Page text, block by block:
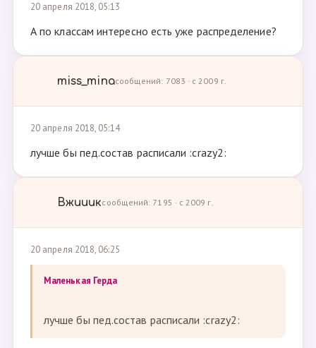
20 апреля 2018, 05:13
А по классам интересно есть уже распределение?
miss_minaсообщений: 7083 · с 2009 г.
20 апреля 2018, 05:14
лучше бы пед.состав расписали :crazy2:
Вжиииксообщений: 7195 · с 2009 г.
20 апреля 2018, 06:25
Маленькая Герда
лучше бы пед.состав расписали :crazy2: